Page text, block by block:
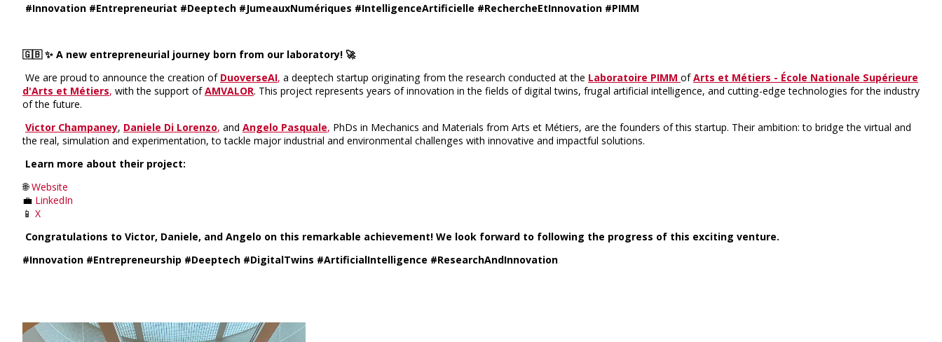
#Innovation #Entrepreneuriat #Deeptech #JumeauxNumériques #IntelligenceArtificielle #RechercheEtInnovation #PIMM
🇬🇧 ✨ A new entrepreneurial journey born from our laboratory! 🚀
We are proud to announce the creation of DuoverseAI, a deeptech startup originating from the research conducted at the Laboratoire PIMM ofArts et Métiers - École Nationale Supérieure
d'Arts et Métiers, with the support ofAMVALOR. This project represents years of innovation in the fields of digital twins, frugal artificial intelligence, and cutting-edge technologies for the industry
of the future.
Victor Champaney, Daniele Di Lorenzo, and Angelo Pasquale, PhDs in Mechanics and Materials from Arts et Métiers, are the founders of this startup. Their ambition: to bridge the virtual and
the real, simulation and experimentation, to tackle major industrial and environmental challenges with innovative and impactful solutions.
Learn more about their project:
🌐Website
💼 LinkedIn
📱 X
Congratulations to Victor, Daniele, and Angelo on this remarkable achievement! We look forward to following the progress of this exciting venture.
#Innovation #Entrepreneurship #Deeptech #DigitalTwins #ArtificialIntelligence #ResearchAndInnovation